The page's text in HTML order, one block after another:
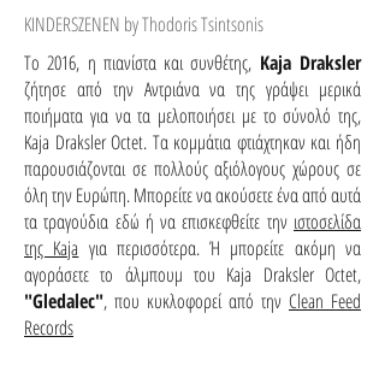
KINDERSZENEN by Thodoris Tsintsonis
Το 2016, η πιανίστα και συνθέτης, Kaja Draksler
ζήτησε από την Αντριάνα να της γράψει μερικά
ποιήματα για να τα μελοποιήσει με το σύνολό της,
Kaja Draksler Octet. Τα κομμάτια φτιάχτηκαν και ήδη
παρουσιάζονται σε πολλούς αξιόλογους χώρους σε
όλη την Ευρώπη. Μπορείτε να ακούσετε ένα από αυτά
τα τραγούδια εδώ ή να επισκεφθείτε την ιστοσελίδα
της Kaja για περισσότερα. Ή μπορείτε ακόμη να
αγοράσετε το άλμπουμ του Kaja Draksler Octet,
"Gledalec", που κυκλοφορεί από την Clean Feed
Records